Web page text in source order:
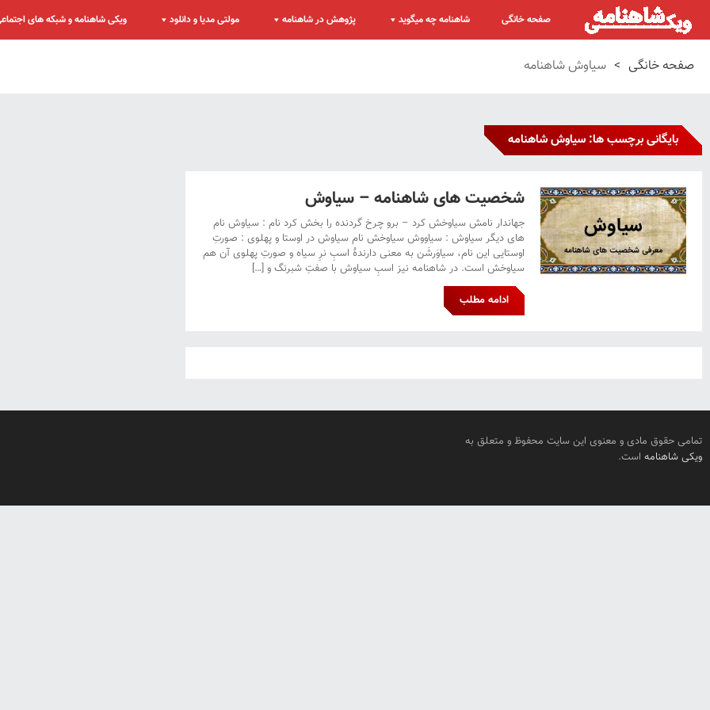
صفحه خانگی شاهنامه چه میگوید پژوهش در شاهنامه مولتی مدیا و دانلود ویکی شاهنامه و شبکه های
صفحه خانگی > سیاوش شاهنامه
بایگانی برچسب ها: سیاوش شاهنامه
شخصیت های شاهنامه – سیاوش
جهاندار نامش سیاوخش کرد – برو چرخ گردنده را بخش کرد نام : سیاوش نام
های دیگر سیاوش : سیاووش سیاوخش نام سیاوش در اوستا و پهلوی : صورتِ
اوستایی این نام، سیاوَرشَن به معنی دارندهٔ اسبِ نرِ سیاه و صورتِ پهلوی آن هم
سیاوخش است. در شاهنامه نیز اسبِ سیاوش با صفتِ شبرنگ و […]
ادامه مطلب
تمامی حقوق مادی و معنوی این سایت محفوظ و متعلق به
ویکی شاهنامه است.